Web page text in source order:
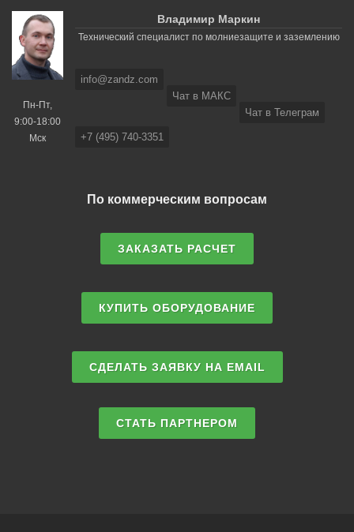
Пн-Пт,
9:00-18:00
Мск
Владимир Маркин
Технический специалист по молниезащите и заземлению
info@zandz.com
Чат в МАКС
Чат в Телеграм
+7 (495) 740-3351
По коммерческим вопросам
ЗАКАЗАТЬ РАСЧЕТ
КУПИТЬ ОБОРУДОВАНИЕ
СДЕЛАТЬ ЗАЯВКУ НА EMAIL
СТАТЬ ПАРТНЕРОМ